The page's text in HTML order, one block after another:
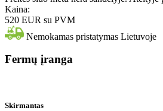
Kaina:
520 EUR su PVM
Nemokamas pristatymas Lietuvoje
Fermų įranga
Skirmantas